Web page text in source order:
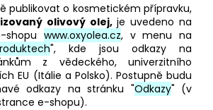
publikovat o kosmetickém přípravku,
olivový olej, je uvedeno na
shopu www.oxyolea.cz, v menu na
", kde jsou odkazy na
z vědeckého, univerzitního
EU (Itálie a Polsko). Postupně budu
odkazy na stránku "Odkazy" (v
e-shopu).